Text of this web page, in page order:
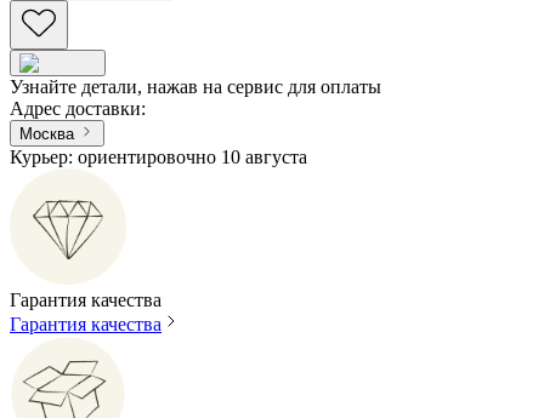
Узнайте детали, нажав на сервис для оплаты
Адрес доставки:
Москва
Курьер: ориентировочно 10 августа
Гарантия качества
Гарантия качества